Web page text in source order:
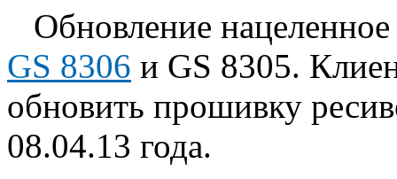
Обновление
GS 8306 и GS 8305.
обновить прошивку
08.04.13 года.